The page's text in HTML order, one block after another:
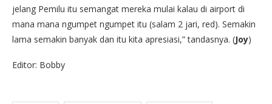
jelang Pemilu itu semangat mereka mulai kalau di airport di
mana mana ngumpet ngumpet itu (salam 2 jari, red). Semakin
lama semakin banyak dan itu kita apresiasi,” tandasnya. (Joy)
Editor: Bobby